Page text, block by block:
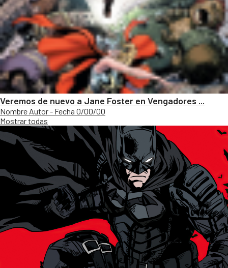
Veremos de nuevo a Jane Foster en Vengadores ...
Nombre Autor - Fecha 0/00/00
Mostrar todas